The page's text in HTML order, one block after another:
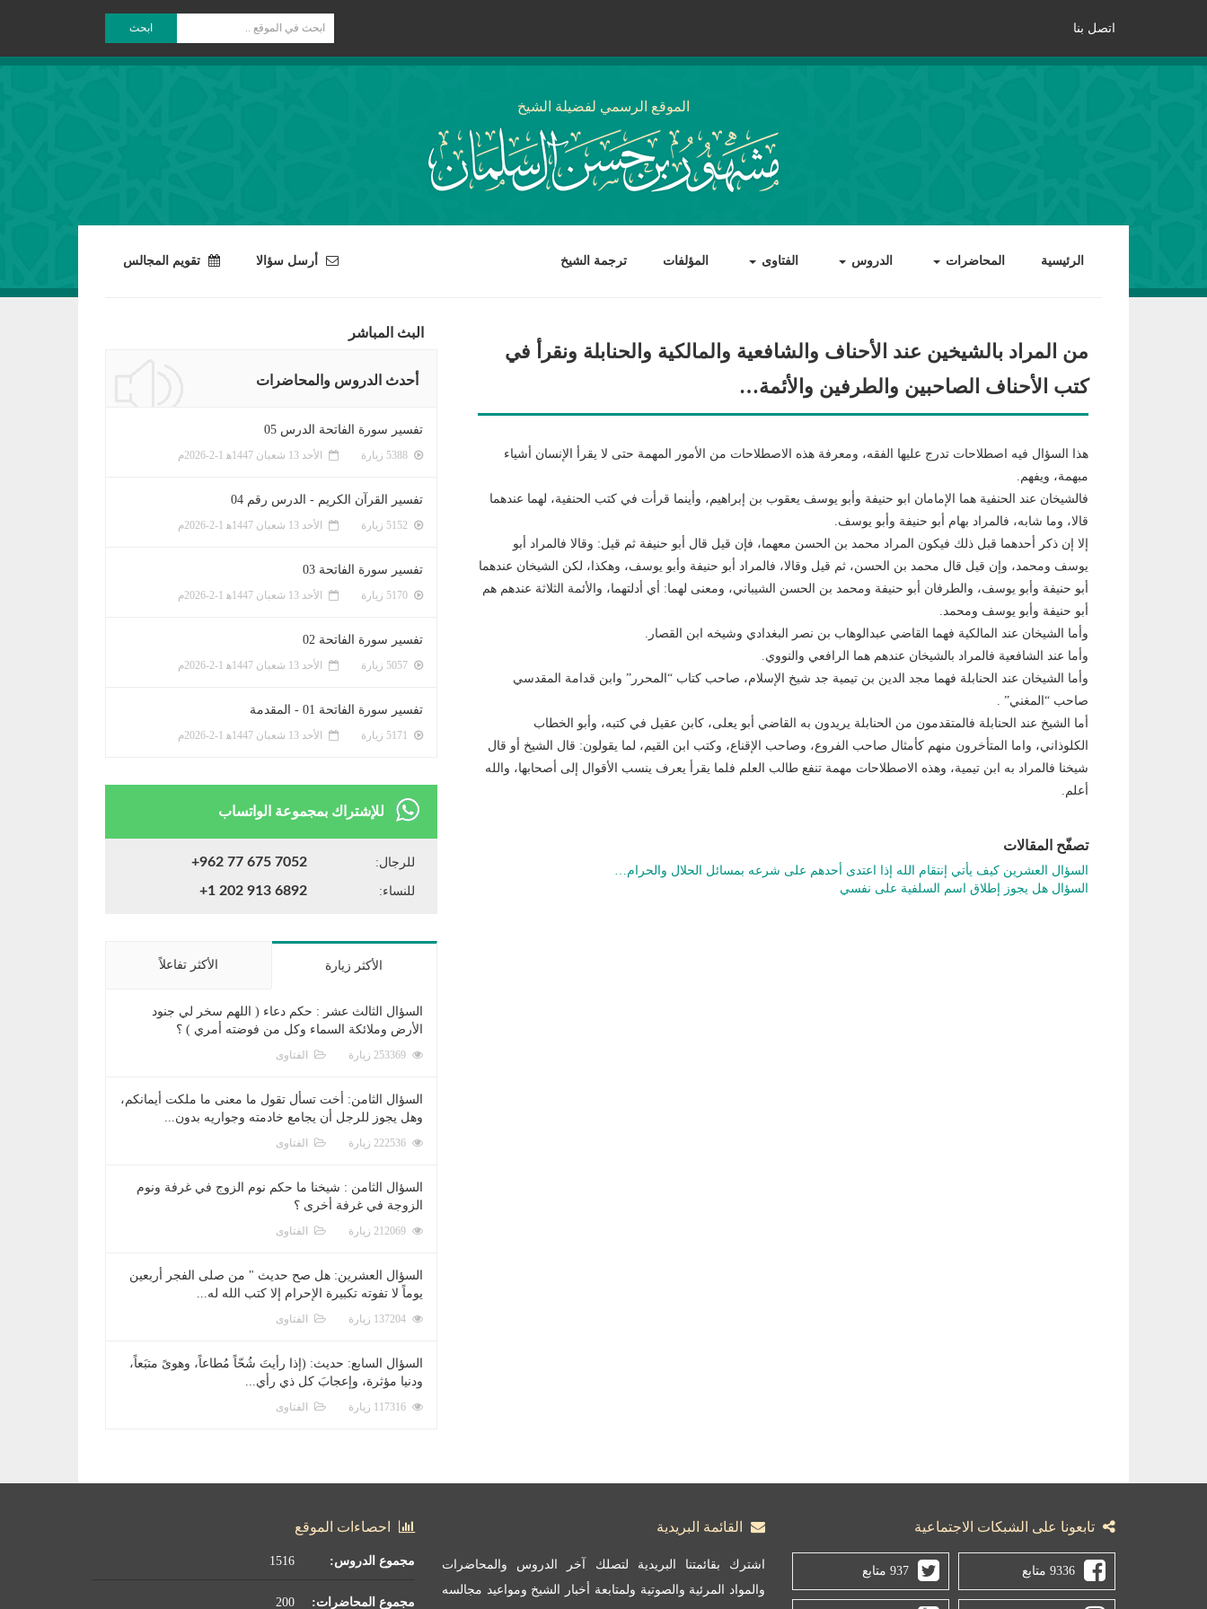
اتصل بنا ابحث
الموقع الرسمي لفضيلة الشيخ
الرئيسية المحاضرات الدروس الفتاوى المؤلفات ترجمة الشيخ أرسل سؤالا تقويم المجالس
من المراد بالشيخين عند الأحناف والشافعية والمالكية والحنابلة ونقرأ في
كتب الأحناف الصاحبين والطرفين والأئمة…
هذا السؤال فيه اصطلاحات تدرج عليها الفقه، ومعرفة هذه الاصطلاحات من الأمور المهمة حتى لا يقرأ الإنسان أشياء
مبهمة، ويفهم.
فالشيخان عند الحنفية هما الإمامان ابو حنيفة وأبو يوسف يعقوب بن إبراهيم، وأينما قرأت في كتب الحنفية، لهما عندهما
قالا، وما شابه، فالمراد بهام أبو حنيفة وأبو يوسف.
إلا إن ذكر أحدهما قبل ذلك فيكون المراد محمد بن الحسن معهما، فإن قيل قال أبو حنيفة ثم قيل: وقالا فالمراد أبو
يوسف ومحمد، وإن قيل قال محمد بن الحسن، ثم قيل وقالا، فالمراد أبو حنيفة وأبو يوسف، وهكذا، لكن الشيخان عندهما
أبو حنيفة وأبو يوسف، والطرفان أبو حنيفة ومحمد بن الحسن الشيباني، ومعنى لهما: أي أدلتهما، والأئمة الثلاثة عندهم هم
أبو حنيفة وأبو يوسف ومحمد.
وأما الشيخان عند المالكية فهما القاضي عبدالوهاب بن نصر البغدادي وشيخه ابن القصار.
وأما عند الشافعية فالمراد بالشيخان عندهم هما الرافعي والنووي.
وأما الشيخان عند الحنابلة فهما مجد الدين بن تيمية جد شيخ الإسلام، صاحب كتاب “المحرر” وابن قدامة المقدسي
صاحب “المغني” .
أما الشيخ عند الحنابلة فالمتقدمون من الحنابلة يريدون به القاضي أبو يعلى، كابن عقيل في كتبه، وأبو الخطاب
الكلوذاني، واما المتأخرون منهم كأمثال صاحب الفروع، وصاحب الإقناع، وكتب ابن القيم، لما يقولون: قال الشيخ أو قال
شيخنا فالمراد به ابن تيمية، وهذه الاصطلاحات مهمة تنفع طالب العلم فلما يقرأ يعرف ينسب الأقوال إلى أصحابها، والله
أعلم.
تصفّح المقالات
السؤال العشرين كيف يأتي إنتقام الله إذا اعتدى أحدهم على شرعه بمسائل الحلال والحرام…
السؤال هل يجوز إطلاق اسم السلفية على نفسي
البث المباشر
أحدث الدروس والمحاضرات
تفسير سورة الفاتحة الدرس 05
الأحد 13 شعبان 1447ﻫ 1-2-2026م
تفسير القرآن الكريم - الدرس رقم 04
الأحد 13 شعبان 1447ﻫ 1-2-2026م
تفسير سورة الفاتحة 03
الأحد 13 شعبان 1447ﻫ 1-2-2026م
تفسير سورة الفاتحة 02
الأحد 13 شعبان 1447ﻫ 1-2-2026م
تفسير سورة الفاتحة 01 - المقدمة
الأحد 13 شعبان 1447ﻫ 1-2-2026م
للإشتراك بمجموعة الواتساب
للرجال: +962 77 675 7052
للنساء: +1 202 913 6892
الأكثر زيارة الأكثر تفاعلاً
السؤال الثالث عشر : حكم دعاء ( اللهم سخر لي جنود
الأرض وملائكة السماء وكل من فوضته أمري ) ؟
الفتاوى
السؤال الثامن: أخت تسأل تقول ما معنى ما ملكت أيمانكم،
وهل يجوز للرجل أن يجامع خادمته وجواريه بدون...
الفتاوى
السؤال الثامن : شيخنا ما حكم نوم الزوج في غرفة ونوم
الزوجة في غرفة أخرى ؟
الفتاوى
السؤال العشرين: هل صح حديث " من صلى الفجر أربعين
يوماً لا تفوته تكبيرة الإحرام إلا كتب الله له...
الفتاوى
السؤال السابع: حديث: (إذا رأيتَ شُحّاً مُطاعاً، وهوىً متبَعاً،
ودنيا مؤثرة، وإعجابَ كل ذي رأي...
الفتاوى
تابعونا على الشبكات الاجتماعية
9336 متابع 937 متابع
القائمة البريدية
اشترك بقائمتنا البريدية لتصلك آخر الدروس والمحاضرات
والمواد المرئية والصوتية ولمتابعة أخبار الشيخ ومواعيد مجالسه
احصاءات الموقع
مجموع الدروس:
مجموع المحاضرات: